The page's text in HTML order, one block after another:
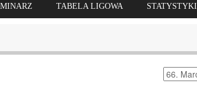
TABELA LIGOWA STATYSTYKI